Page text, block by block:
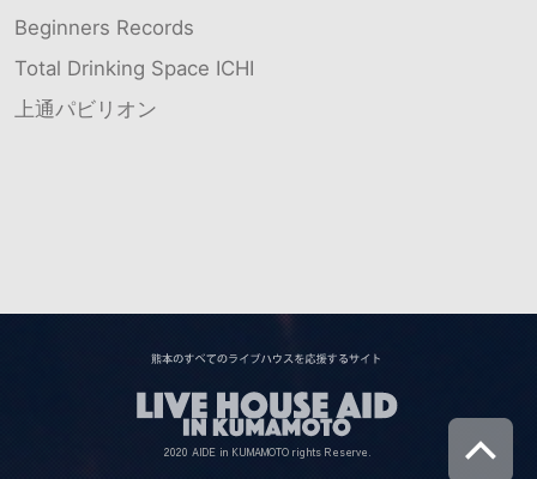
Beginners Records
Total Drinking Space ICHI
上通パビリオン
2020 AIDE in KUMAMOTO rights Reserve.